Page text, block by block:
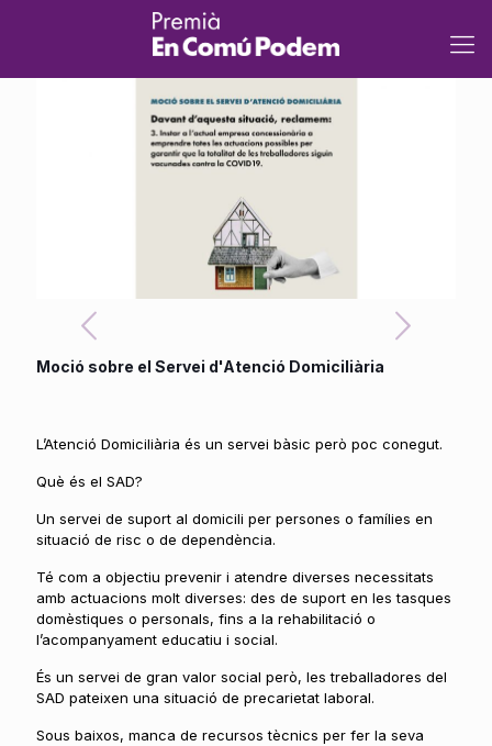
Moció sobre el Servei d'Atenció Domiciliària
L’Atenció Domiciliària és un servei bàsic però poc conegut.
Què és el SAD?
Un servei de suport al domicili per persones o famílies en
situació de risc o de dependència.
Té com a objectiu prevenir i atendre diverses necessitats
amb actuacions molt diverses: des de suport en les tasques
domèstiques o personals, fins a la rehabilitació o
l’acompanyament educatiu i social.
És un servei de gran valor social però, les treballadores del
SAD pateixen una situació de precarietat laboral.
Sous baixos, manca de recursos tècnics per fer la seva